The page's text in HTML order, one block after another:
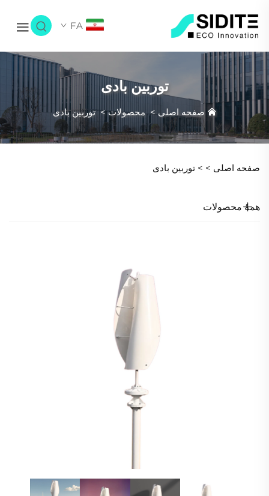
FA
توربین بادی
صفحه اصلی >محصولات>توربین بادی
صفحه اصلی > > توربین بادی
همهٔ محصولات